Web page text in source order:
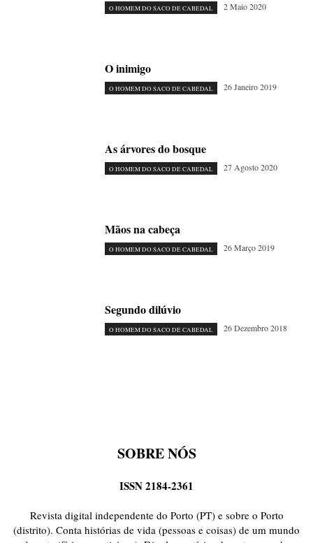
O HOMEM DO SACO DE CABEDAL 2 Maio 2020
O inimigo
O HOMEM DO SACO DE CABEDAL 26 Janeiro 2019
As árvores do bosque
O HOMEM DO SACO DE CABEDAL 27 Agosto 2020
Mãos na cabeça
O HOMEM DO SACO DE CABEDAL 26 Março 2019
Segundo dilúvio
O HOMEM DO SACO DE CABEDAL 26 Dezembro 2018
SOBRE NÓS
ISSN 2184-2361
Revista digital independente do Porto (PT) e sobre o Porto
(distrito). Conta histórias de vida (pessoas e coisas) de um mundo